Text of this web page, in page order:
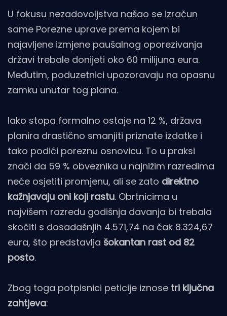
U fokusu nezadovoljstva našao se izračun
same Porezne uprave prema kojem bi
najavljene izmjene paušalnog oporezivanja
državi trebale donijeti oko 60 milijuna eura.
Međutim, poduzetnici upozoravaju na opasnu
zamku unutar tog plana.
Iako stopa formalno ostaje na 12 %, država
planira drastično smanjiti priznate izdatke i
tako podići poreznu osnovicu. To u praksi
znači da 59 % obveznika u najnižim razredima
neće osjetiti promjenu, ali se zato direktno
kažnjavaju oni koji rastu. Obrtnicima u
najvišem razredu godišnja davanja bi trebala
skočiti s dosadašnjih 4.571,74 na čak 8.324,67
eura, što predstavlja šokantan rast od 82
posto.
Zbog toga potpisnici peticije iznose tri ključna
zahtjeva: